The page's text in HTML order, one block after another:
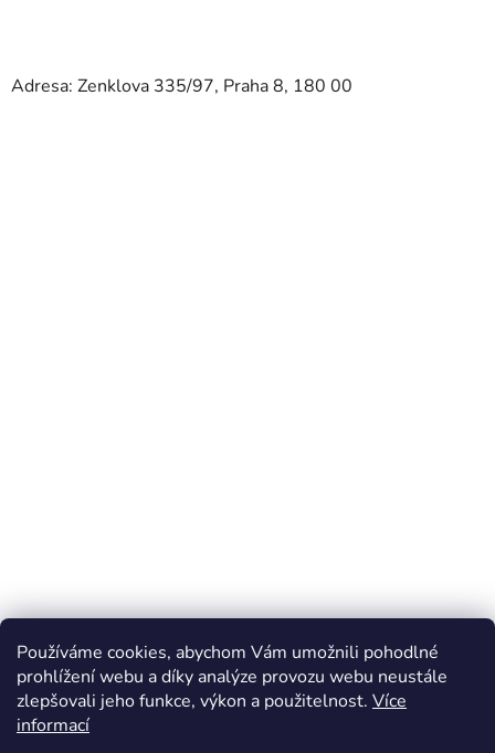
Používáme cookies, abychom Vám umožnili pohodlné
prohlížení webu a díky analýze provozu webu neustále
zlepšovali jeho funkce, výkon a použitelnost. Více
informací
Adresa: Zenklova 335/97, Praha 8, 180 00